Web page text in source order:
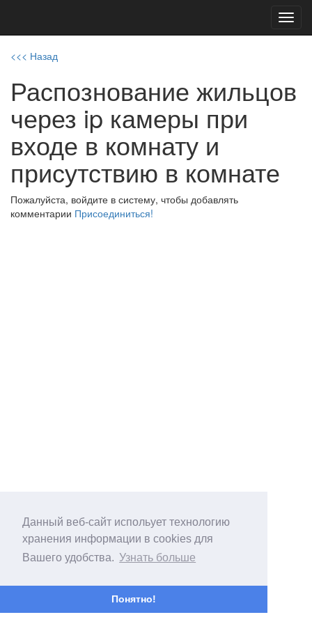
Данный веб-сайт испольует технологию
хранения информации в cookies для
Вашего удобства. Узнать больше
Понятно!
<<< Назад
Распознование жильцов
через ip камеры при
входе в комнату и
присутствию в комнате
Пожалуйста, войдите в систему, чтобы добавлять
комментарии Присоединиться!